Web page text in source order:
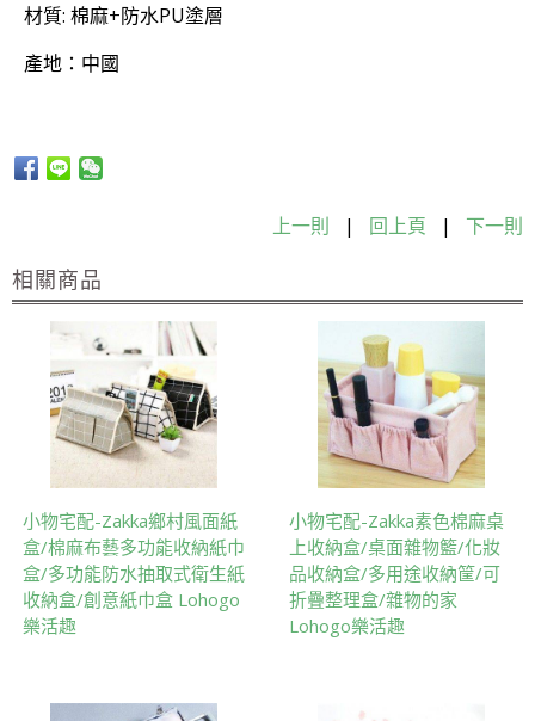
材質: 棉麻+防水PU塗層
產地：中國
上一則 | 回上頁 | 下一則
相關商品
小物宅配-Zakka鄉村風面紙
盒/棉麻布藝多功能收納紙巾
盒/多功能防水抽取式衛生紙
收納盒/創意紙巾盒 Lohogo
樂活趣
小物宅配-Zakka素色棉麻桌
上收納盒/桌面雜物籃/化妝
品收納盒/多用途收納筐/可
折疊整理盒/雜物的家
Lohogo樂活趣